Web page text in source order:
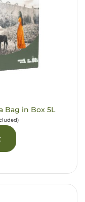
Bag in Box 5L